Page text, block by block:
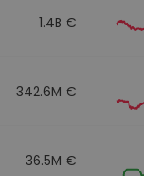
1.4B €
342.6M €
36.5M €